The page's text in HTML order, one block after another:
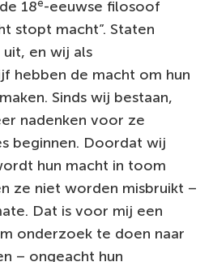
18 -eeuwse filosoof
stopt macht”. Staten
en wij als
hebben de macht om hun
Sinds wij bestaan,
nadenken voor ze
beginnen. Doordat wij
hun macht in toom
ze niet worden misbruikt –
Dat is voor mij een
onderzoek te doen naar
– ongeacht hun